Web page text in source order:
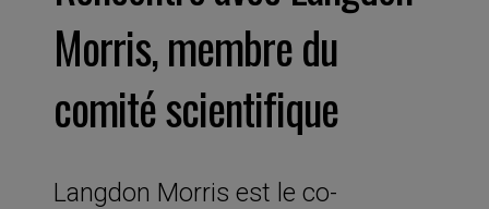
Morris, membre du
comité scientifique
Langdon Morris est le co-